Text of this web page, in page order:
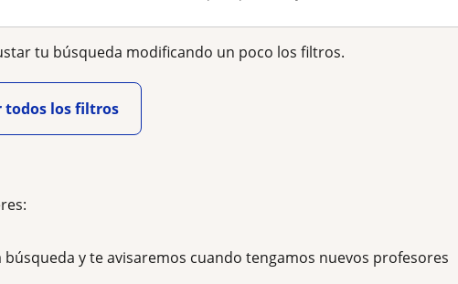
tu búsqueda modificando un poco los filtros.
todos los filtros
búsqueda y te avisaremos cuando tengamos nuevos profesores